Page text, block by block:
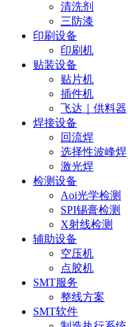
清洗剂
三防漆
印刷设备
印刷机
贴装设备
贴片机
插件机
飞达｜供料器
焊接设备
回流焊
选择性波峰焊
激光焊
检测设备
Aoi光学检测
SPI锡膏检测
X射线检测
辅助设备
空压机
点胶机
SMT服务
整线方案
SMT软件